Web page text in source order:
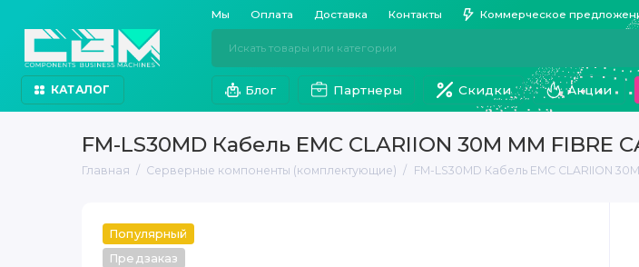
Мы Оплата Доставка Контакты Коммерческое
КАТАЛОГ Блог Партнеры Скидки Акции
FM-LS30MD Кабель EMC CLARIION 30M MM FIBRE
Главная Серверные компоненты (комплектующие) FM-LS30MD Кабель EMC CLARIION
Популярный
Предзаказ